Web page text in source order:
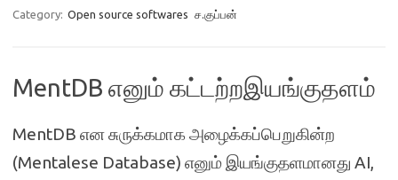
Category: Open source softwares ச.குப்பன்
MentDB எனும் கட்டற்றஇயங்குதளம்
MentDB என சுருக்கமாக அழைக்கப்பெறுகின்ற
(Mentalese Database) எனும் இயங்குதளமானது AI,